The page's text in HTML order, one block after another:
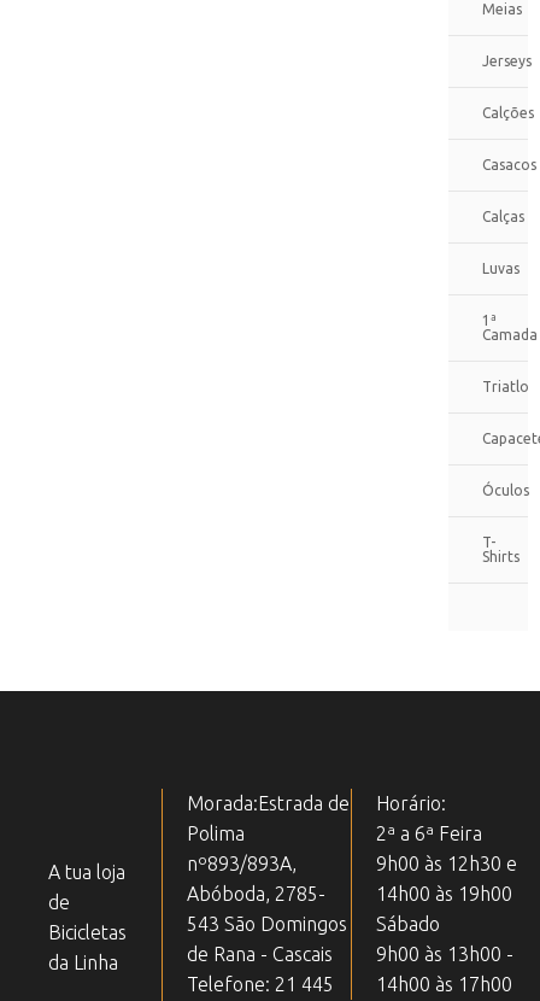
Meias
Jerseys
Calções
Casacos
Calças
Luvas
1ª
Camada
Triatlo
Óculos
T-
Shirts
A tua loja
de
Bicicletas
da Linha
Horário:
2ª a 6ª Feira
9h00 às 12h30 e
14h00 às 19h00
Sábado
9h00 às 13h00 -
14h00 às 17h00
Morada:Estrada de
Polima
nº893/893A,
Abóboda, 2785-
543 São Domingos
de Rana - Cascais
Telefone: 21 445